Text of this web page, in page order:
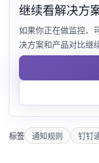
继续看解决方
如果你正在做监控、
决方案和产品对比继
标签 通知规则 钉钉